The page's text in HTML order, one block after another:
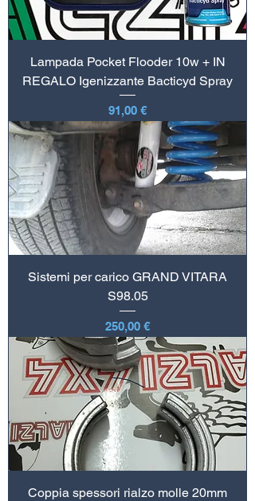
Lampada Pocket Flooder 10w + IN
REGALO Igenizzante Bacticyd Spray
Prezzo
91,00 €
Sistemi per carico GRAND VITARA
S98.05
Prezzo
250,00 €
Coppia spessori rialzo molle 20mm